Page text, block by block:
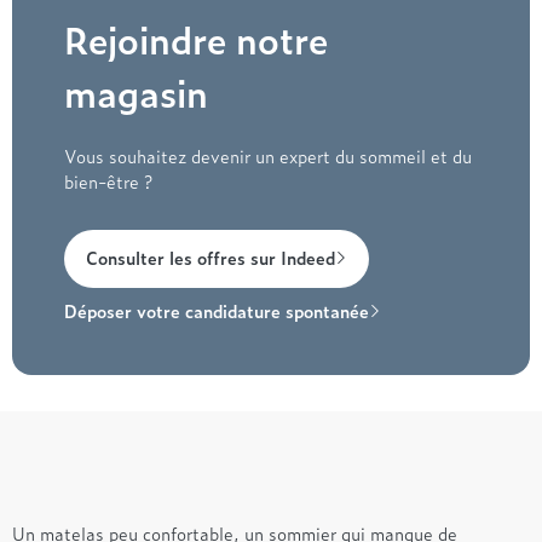
Rejoindre notre
magasin
Vous souhaitez devenir un expert du sommeil et du
bien-être ?
Consulter les offres sur Indeed
Déposer votre candidature spontanée
Un matelas peu confortable, un sommier qui manque de